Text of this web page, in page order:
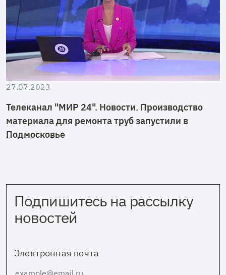
27.07.2023
Телеканал "МИР 24". Новости. Производство
материала для ремонта труб запустили в
Подмосковье
Подпишитесь на рассылку
новостей
Электронная почта